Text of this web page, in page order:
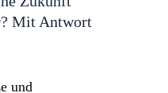
Mit Antwort
und